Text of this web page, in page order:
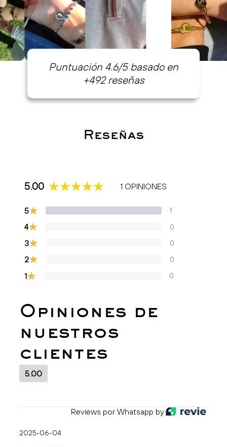
Puntuación 4.6/5 basado en
+492 reseñas
Reseñas
5.00 1 OPINIONES
5★ 1
4★ 0
3★ 0
2★ 0
1★ 0
Opiniones de
nuestros
clientes
5.00
Reviews por Whatsapp by
2025-06-04